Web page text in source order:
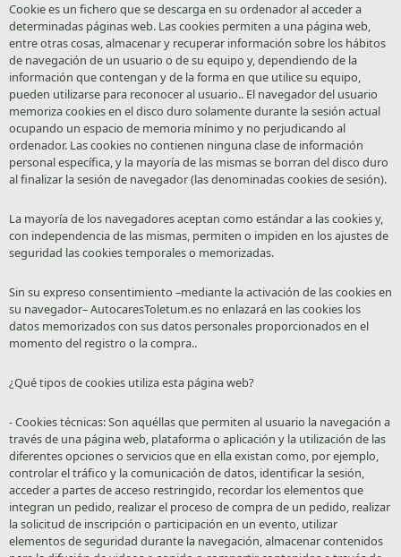
Cookie es un fichero que se descarga en su ordenador al acceder a
determinadas páginas web. Las cookies permiten a una página web,
entre otras cosas, almacenar y recuperar información sobre los hábitos
de navegación de un usuario o de su equipo y, dependiendo de la
información que contengan y de la forma en que utilice su equipo,
pueden utilizarse para reconocer al usuario.. El navegador del usuario
memoriza cookies en el disco duro solamente durante la sesión actual
ocupando un espacio de memoria mínimo y no perjudicando al
ordenador. Las cookies no contienen ninguna clase de información
personal específica, y la mayoría de las mismas se borran del disco duro
al finalizar la sesión de navegador (las denominadas cookies de sesión).
La mayoría de los navegadores aceptan como estándar a las cookies y,
con independencia de las mismas, permiten o impiden en los ajustes de
seguridad las cookies temporales o memorizadas.
Sin su expreso consentimiento –mediante la activación de las cookies en
su navegador– AutocaresToletum.es no enlazará en las cookies los
datos memorizados con sus datos personales proporcionados en el
momento del registro o la compra..
¿Qué tipos de cookies utiliza esta página web?
- Cookies técnicas: Son aquéllas que permiten al usuario la navegación a
través de una página web, plataforma o aplicación y la utilización de las
diferentes opciones o servicios que en ella existan como, por ejemplo,
controlar el tráfico y la comunicación de datos, identificar la sesión,
acceder a partes de acceso restringido, recordar los elementos que
integran un pedido, realizar el proceso de compra de un pedido, realizar
la solicitud de inscripción o participación en un evento, utilizar
elementos de seguridad durante la navegación, almacenar contenidos